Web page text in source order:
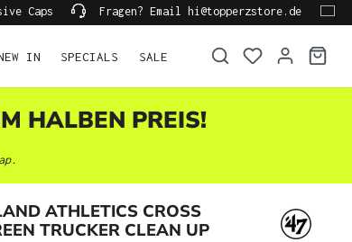
Caps Fragen? Email hi@topperzstore.de
IN SPECIALS SALE
HALBEN PREIS!
ATHLETICS CROSS
TRUCKER CLEAN UP